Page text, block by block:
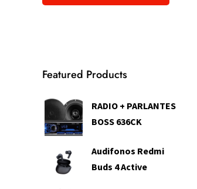
Featured Products
RADIO + PARLANTES
BOSS 636CK
Audifonos Redmi
Buds 4 Active